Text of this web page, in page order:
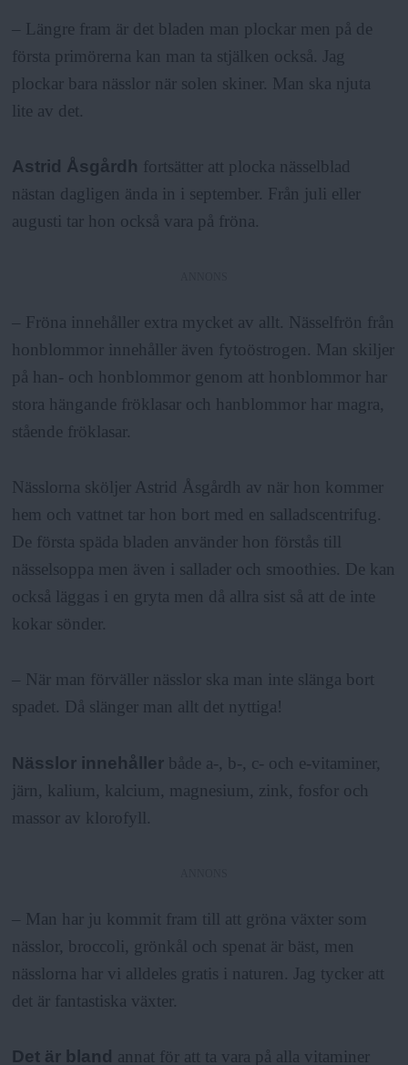
– Längre fram är det bladen man plockar men på de
första primörerna kan man ta stjälken också. Jag
plockar bara nässlor när solen skiner. Man ska njuta
lite av det.
Astrid Åsgårdh fortsätter att plocka nässelblad
nästan dagligen ända in i september. Från juli eller
augusti tar hon också vara på fröna.
– Fröna innehåller extra mycket av allt. Nässelfrön från
honblommor innehåller även fytoöstrogen. Man skiljer
på han- och honblommor genom att honblommor har
stora hängande fröklasar och hanblommor har magra,
stående fröklasar.
Nässlorna sköljer Astrid Åsgårdh av när hon kommer
hem och vattnet tar hon bort med en salladscentrifug.
De första späda bladen använder hon förstås till
nässelsoppa men även i sallader och smoothies. De kan
också läggas i en gryta men då allra sist så att de inte
kokar sönder.
– När man förväller nässlor ska man inte slänga bort
spadet. Då slänger man allt det nyttiga!
Nässlor innehåller både a-, b-, c- och e-vitaminer,
järn, kalium, kalcium, magnesium, zink, fosfor och
massor av klorofyll.
– Man har ju kommit fram till att gröna växter som
nässlor, broccoli, grönkål och spenat är bäst, men
nässlorna har vi alldeles gratis i naturen. Jag tycker att
det är fantastiska växter.
Det är bland annat för att ta vara på alla vitaminer